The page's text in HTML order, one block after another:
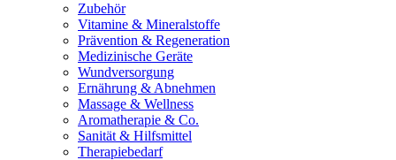
Zubehör
Vitamine & Mineralstoffe
Prävention & Regeneration
Medizinische Geräte
Wundversorgung
Ernährung & Abnehmen
Massage & Wellness
Aromatherapie & Co.
Sanität & Hilfsmittel
Therapiebedarf